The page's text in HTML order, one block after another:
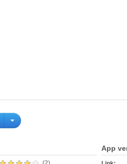
App